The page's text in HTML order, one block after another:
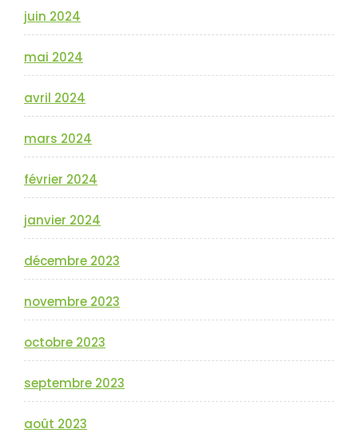
juin 2024
mai 2024
avril 2024
mars 2024
février 2024
janvier 2024
décembre 2023
novembre 2023
octobre 2023
septembre 2023
août 2023